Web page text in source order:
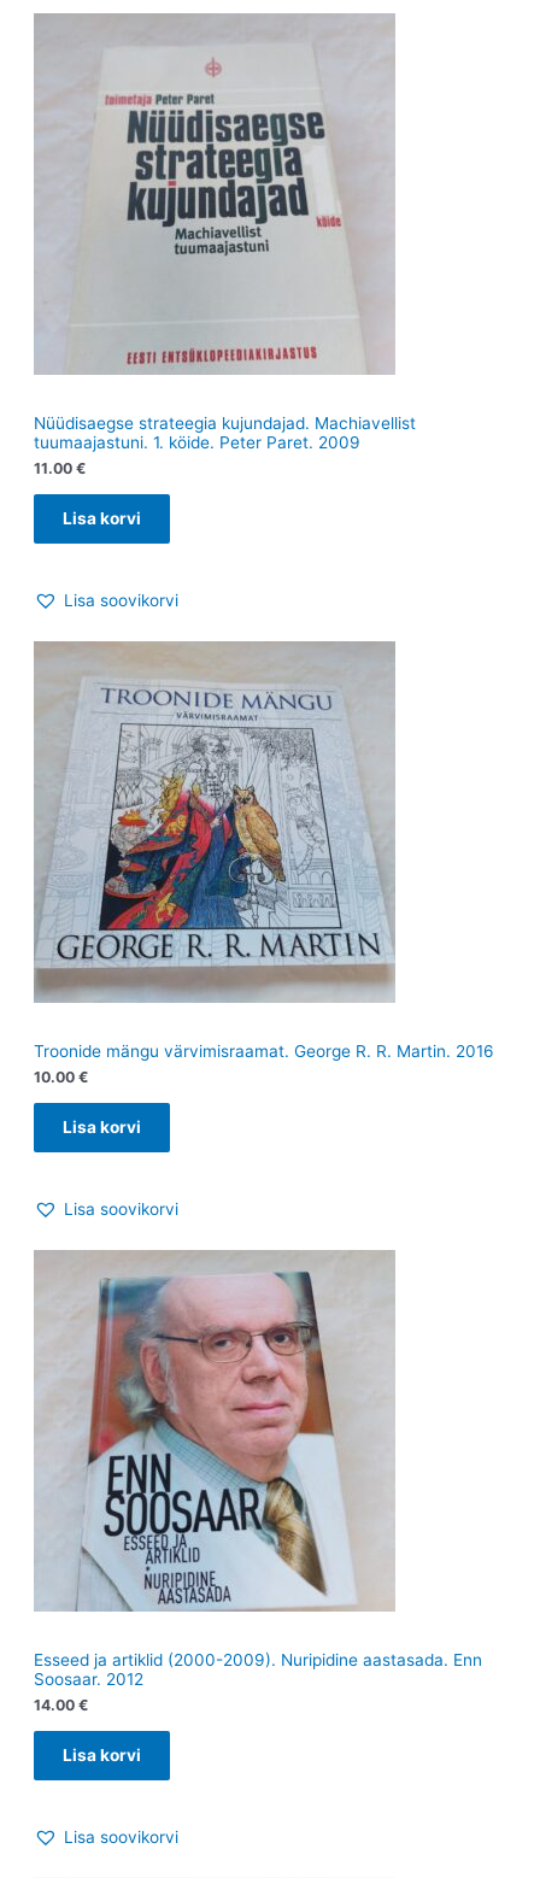
Nüüdisaegse strateegia kujundajad. Machiavellist
tuumaajastuni. 1. köide. Peter Paret. 2009
11.00 €
Lisa korvi
Lisa soovikorvi
Troonide mängu värvimisraamat. George R. R. Martin. 2016
10.00 €
Lisa korvi
Lisa soovikorvi
Esseed ja artiklid (2000-2009). Nuripidine aastasada. Enn
Soosaar. 2012
14.00 €
Lisa korvi
Lisa soovikorvi